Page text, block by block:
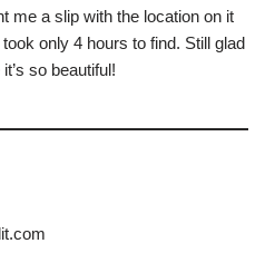
me a slip with the location on it
only 4 hours to find. Still glad
so beautiful!